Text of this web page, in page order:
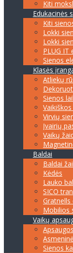
Kiti
Edukacinės
Kiti
Lokki
Lokki
PLUG IT
Sienos
Klasės
Atliekų
Sienos
Virvių
Įvairių
Vaikų
Baldai
Baldai
Kėdės
Lauko
SICO
Mobilios
Vaikų
Sienos